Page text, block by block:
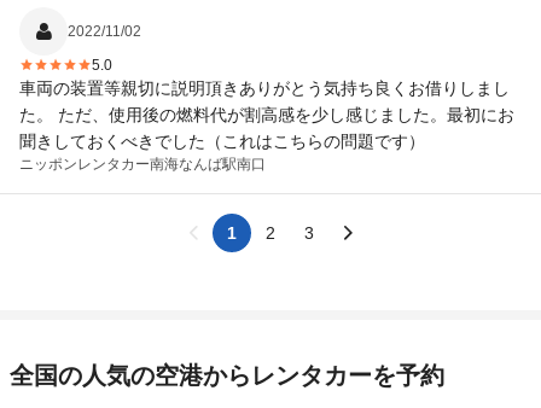
2022/11/02
5.0
車両の装置等親切に説明頂きありがとう気持ち良くお借りしまし
た。 ただ、使用後の燃料代が割高感を少し感じました。最初にお
聞きしておくべきでした（これはこちらの問題です）
ニッポンレンタカー南海なんば駅南口
1 2 3
全国の人気の空港からレンタカーを予約